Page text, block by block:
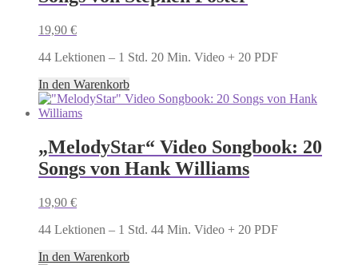
19,90 €
44 Lektionen – 1 Std. 20 Min. Video + 20 PDF
In den Warenkorb
„MelodyStar“ Video Songbook: 20
Songs von Hank Williams
19,90 €
44 Lektionen – 1 Std. 44 Min. Video + 20 PDF
In den Warenkorb